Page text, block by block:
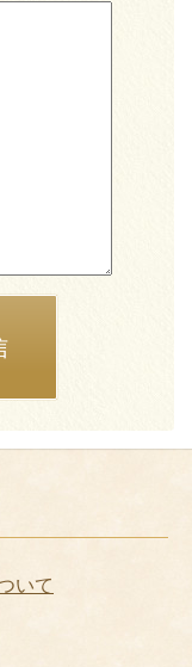
いて